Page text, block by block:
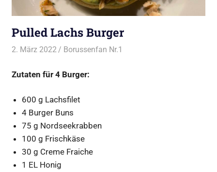
Pulled Lachs Burger
2. März 2022 Borussenfan Nr.1
Zutaten für 4 Burger:
600 g Lachsfilet
4 Burger Buns
75 g Nordseekrabben
100 g Frischkäse
30 g Creme Fraiche
1 EL Honig